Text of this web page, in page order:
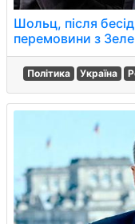
Шольц, після
перемовини з
Політика Україна